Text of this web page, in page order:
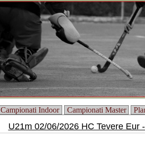
Campionati Indoor Campionati Master
U21m 02/06/2026 HC Tevere Eur